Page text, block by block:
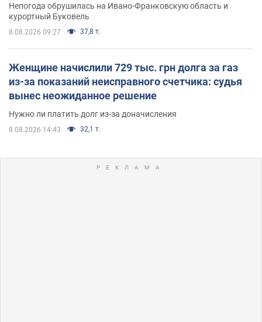
Непогода обрушилась на Ивано-Франковскую область и
курортный Буковель
8.08.2026 09:27 37,8 т.
Женщине начислили 729 тыс. грн долга за газ
из-за показаний неисправного счетчика: судья
вынес неожиданное решение
Нужно ли платить долг из-за доначисления
8.08.2026 14:43 32,1 т.